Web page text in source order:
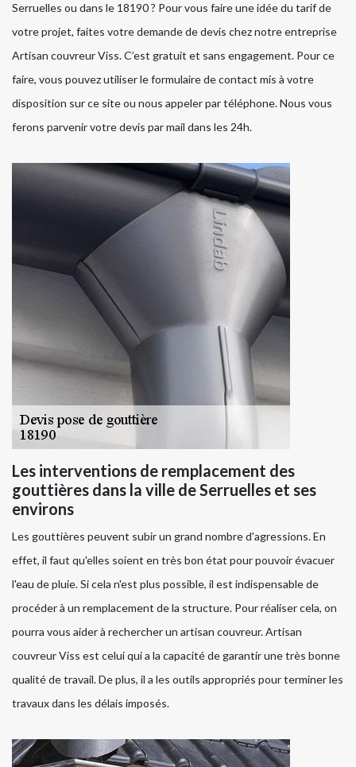
Serruelles ou dans le 18190 ? Pour vous faire une idée du tarif de
votre projet, faites votre demande de devis chez notre entreprise
Artisan couvreur Viss. C’est gratuit et sans engagement. Pour ce
faire, vous pouvez utiliser le formulaire de contact mis à votre
disposition sur ce site ou nous appeler par téléphone. Nous vous
ferons parvenir votre devis par mail dans les 24h.
Les interventions de remplacement des
gouttières dans la ville de Serruelles et ses
environs
Les gouttières peuvent subir un grand nombre d'agressions. En
effet, il faut qu'elles soient en très bon état pour pouvoir évacuer
l'eau de pluie. Si cela n'est plus possible, il est indispensable de
procéder à un remplacement de la structure. Pour réaliser cela, on
pourra vous aider à rechercher un artisan couvreur. Artisan
couvreur Viss est celui qui a la capacité de garantir une très bonne
qualité de travail. De plus, il a les outils appropriés pour terminer les
travaux dans les délais imposés.